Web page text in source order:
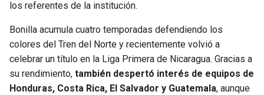
los referentes de la institución.
Bonilla acumula cuatro temporadas defendiendo los
colores del Tren del Norte y recientemente volvió a
celebrar un título en la Liga Primera de Nicaragua. Gracias a
su rendimiento, también despertó interés de equipos de
Honduras, Costa Rica, El Salvador y Guatemala, aunque